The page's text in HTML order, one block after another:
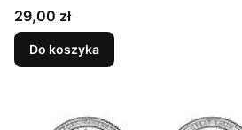
Cena
29,00 zł
Do koszyka